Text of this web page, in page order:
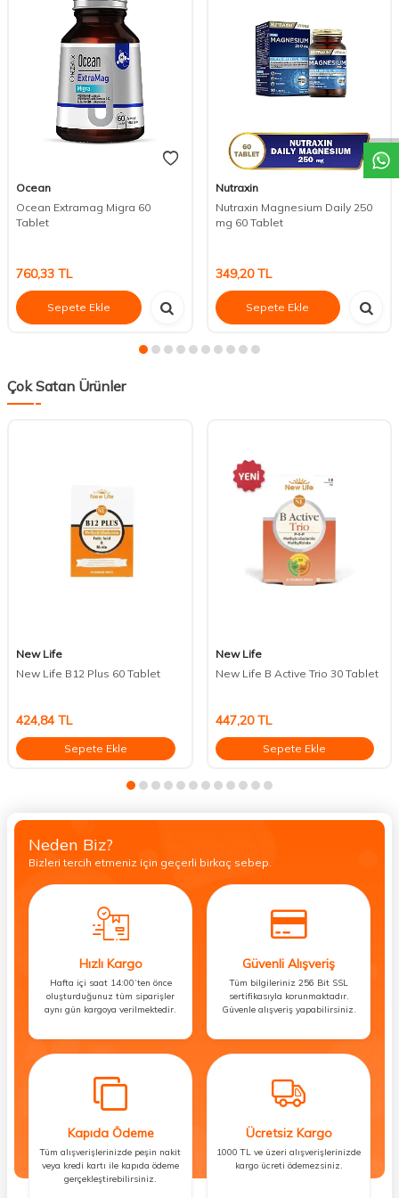
Ocean
Ocean Extramag Migra 60
Tablet
760,33 TL
Sepete Ekle
Nutraxin
Nutraxin Magnesium Daily 250
mg 60 Tablet
349,20TL
Sepete Ekle
Çok Satan Ürünler
New Life
New Life B12 Plus 60 Tablet
424,84 TL
Sepete Ekle
New Life
New Life B Active Trio 30 Tablet
447,20TL
Sepete Ekle
Neden Biz?
Bizleri tercih etmeniz için geçerli birkaç sebep.
Hızlı Kargo
Hafta içi saat 14:00’ten önce
oluşturduğunuz tüm siparişler
aynı gün kargoya verilmektedir.
Güvenli Alışveriş
Tüm bilgileriniz 256 Bit SSL
sertifikasıyla korunmaktadır.
Güvenle alışveriş yapabilirsiniz.
Kapıda Ödeme
Tüm alışverişlerinizde peşin nakit
veya kredi kartı ile kapıda ödeme
gerçekleştirebilirsiniz.
Ücretsiz Kargo
1000 TL ve üzeri alışverişlerinizde
kargo ücreti ödemezsiniz.